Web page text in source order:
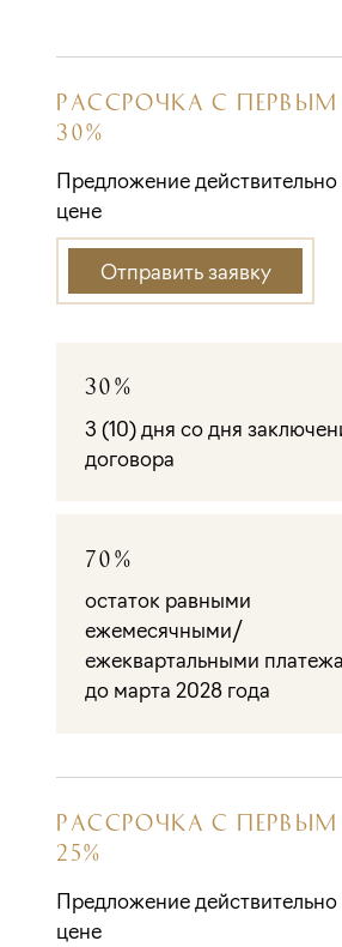
РАССРОЧКА С
30%
Предложение действительно
цене
Отправить заявку
30%
3 (10) дня со дня
договора
70%
остаток равными
ежемесячными/
ежеквартальными
до марта 2028 года
РАССРОЧКА С
25%
Предложение действительно
цене